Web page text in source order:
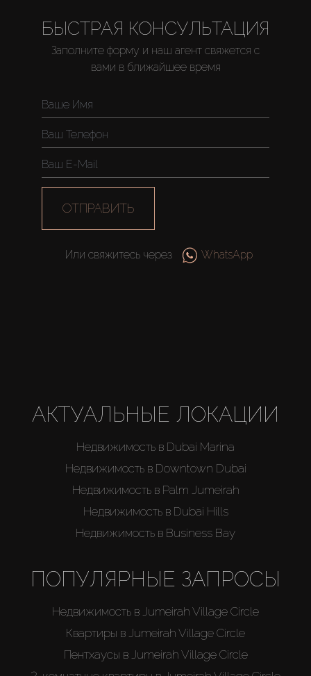
Купить
Аренда
About Us
БЫСТРАЯ КОНСУЛЬТАЦИЯ
Заполните форму и наш агент свяжется с
вами в ближайшее время
ОТПРАВИТЬ
Или свяжитесь через WhatsApp
АКТУАЛЬНЫЕ ЛОКАЦИИ
Недвижимость в Dubai Marina
Недвижимость в Downtown Dubai
Недвижимость в Palm Jumeirah
Недвижимость в Dubai Hills
Недвижимость в Business Bay
ПОПУЛЯРНЫЕ ЗАПРОСЫ
Недвижимость в Jumeirah Village Circle
Квартиры в Jumeirah Village Circle
Пентхаусы в Jumeirah Village Circle